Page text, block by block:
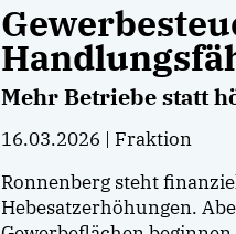
Mehr Betriebe statt
16.03.2026 | Fraktion
Ronnenberg steht
Hebesatzerhöhungen.